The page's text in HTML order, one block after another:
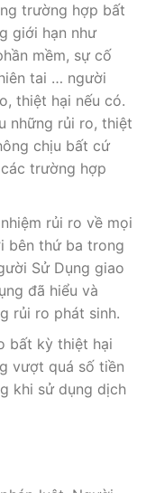
trường hợp bất
giới hạn như
mềm, sự cố
tai … người
thiệt hại nếu có.
những rủi ro, thiệt
chịu bất cứ
trường hợp
rủi ro về mọi
bên thứ ba trong
Sử Dụng giao
đã hiểu và
rủi ro phát sinh.
bất kỳ thiệt hại
vượt quá số tiền
khi sử dụng dịch